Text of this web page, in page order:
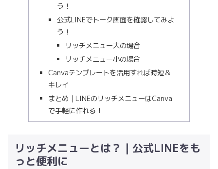
う！
公式LINEでトーク画面を確認してみよ
う！
リッチメニュー大の場合
リッチメニュー小の場合
Canvaテンプレートを活用すれば時短＆
キレイ
まとめ｜LINEのリッチメニューはCanva
で手軽に作れる！
リッチメニューとは？｜公式LINEをも
っと便利に